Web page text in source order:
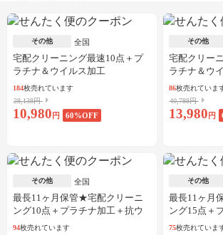
その他 全国
宅配クリーニング最速10点＋プ
ラチナ＆ウイルス加工
184枚売れています
28,138円
10,980 円 60%OFF
その他
宅配クリー
ラチナ＆ウ
86枚売れていま
40,788円
13,980 円
その他 全国
最長11ヶ月保管★宅配クリーニ
ング10点＋プラチナ加工＋抗ウ
イルス加工
94枚売れています
その他
最長11ヶ月
ング15点＋
加工
75枚売れていま